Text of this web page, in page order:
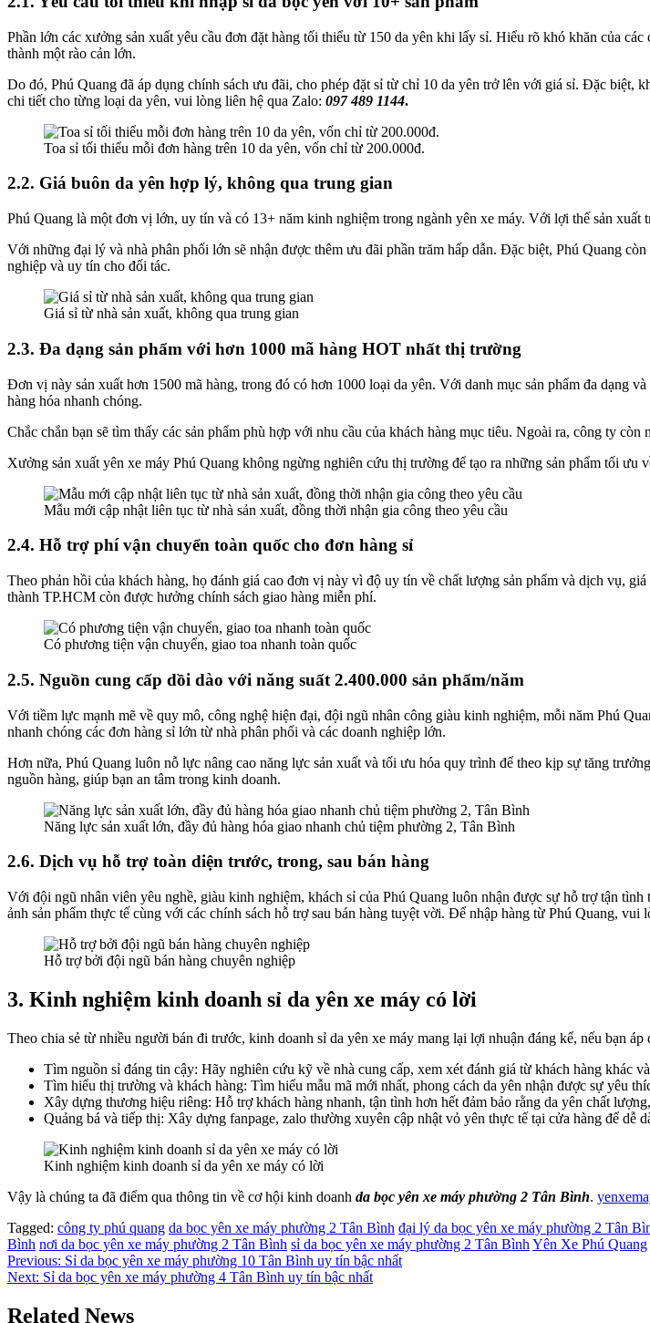
Phần lớn các xưởng sản xuất yêu cầu đơn đặt hàng tối thiểu từ 150 da yên khi lấy sỉ. Hiểu rõ khó khăn của
thành một rào cản lớn.
Do đó, Phú Quang đã áp dụng chính sách ưu đãi, cho phép đặt sỉ từ chỉ 10 da yên trở lên với giá sỉ. Đặc biệt,
chi tiết cho từng loại da yên, vui lòng liên hệ qua Zalo: 097 489 1144.
Toa sỉ tối thiểu mỗi đơn hàng trên 10 da yên, vốn chỉ từ 200.000đ.
2.2. Giá buôn da yên hợp lý, không qua trung gian
Phú Quang là một đơn vị lớn, uy tín và có 13+ năm kinh nghiệm trong ngành yên xe máy. Với lợi thế sản
Với những đại lý và nhà phân phối lớn sẽ nhận được thêm ưu đãi phần trăm hấp dẫn. Đặc biệt, Phú Quang
nghiệp và uy tín cho đối tác.
Giá sỉ từ nhà sản xuất, không qua trung gian
2.3. Đa dạng sản phẩm với hơn 1000 mã hàng HOT nhất thị trường
Đơn vị này sản xuất hơn 1500 mã hàng, trong đó có hơn 1000 loại da yên. Với danh mục sản phẩm đa dạng
hàng hóa nhanh chóng.
Chắc chắn bạn sẽ tìm thấy các sản phẩm phù hợp với nhu cầu của khách hàng mục tiêu. Ngoài ra, công ty
Xưởng sản xuất yên xe máy Phú Quang không ngừng nghiên cứu thị trường để tạo ra những sản phẩm tối ưu
Mẫu mới cập nhật liên tục từ nhà sản xuất, đồng thời nhận gia công theo yêu cầu
2.4. Hỗ trợ phí vận chuyển toàn quốc cho đơn hàng sỉ
Theo phản hồi của khách hàng, họ đánh giá cao đơn vị này vì độ uy tín về chất lượng sản phẩm và dịch vụ,
thành TP.HCM còn được hưởng chính sách giao hàng miễn phí.
Có phương tiện vận chuyển, giao toa nhanh toàn quốc
2.5. Nguồn cung cấp dồi dào với năng suất 2.400.000 sản phẩm/năm
Với tiềm lực mạnh mẽ về quy mô, công nghệ hiện đại, đội ngũ nhân công giàu kinh nghiệm, mỗi năm Phú
nhanh chóng các đơn hàng sỉ lớn từ nhà phân phối và các doanh nghiệp lớn.
Hơn nữa, Phú Quang luôn nỗ lực nâng cao năng lực sản xuất và tối ưu hóa quy trình để theo kịp sự tăng
nguồn hàng, giúp bạn an tâm trong kinh doanh.
Năng lực sản xuất lớn, đầy đủ hàng hóa giao nhanh chủ tiệm phường 2, Tân Bình
2.6. Dịch vụ hỗ trợ toàn diện trước, trong, sau bán hàng
Với đội ngũ nhân viên yêu nghề, giàu kinh nghiệm, khách sỉ của Phú Quang luôn nhận được sự hỗ trợ tận
ảnh sản phẩm thực tế cùng với các chính sách hỗ trợ sau bán hàng tuyệt vời. Để nhập hàng từ Phú Quang, vui
Hỗ trợ bởi đội ngũ bán hàng chuyên nghiệp
3. Kinh nghiệm kinh doanh sỉ da yên xe máy có lời
Theo chia sẻ từ nhiều người bán đi trước, kinh doanh sỉ da yên xe máy mang lại lợi nhuận đáng kể, nếu bạn áp
Tìm nguồn sỉ đáng tin cậy: Hãy nghiên cứu kỹ về nhà cung cấp, xem xét đánh giá từ khách hàng khác
Tìm hiểu thị trường và khách hàng: Tìm hiểu mẫu mã mới nhất, phong cách da yên nhận được sự yêu
Xây dựng thương hiệu riêng: Hỗ trợ khách hàng nhanh, tận tình hơn hết đảm bảo rằng da yên chất
Quảng bá và tiếp thị: Xây dựng fanpage, zalo thường xuyên cập nhật vỏ yên thực tế tại cửa hàng để dễ
Kinh nghiệm kinh doanh sỉ da yên xe máy có lời
Vậy là chúng ta đã điểm qua thông tin về cơ hội kinh doanh da bọc yên xe máy phường 2 Tân Bình.
Tagged: công ty phú quang da bọc yên xe máy phường 2 Tân Bình đại lý da bọc yên xe máy phường 2 Tân
Bình nơi da bọc yên xe máy phường 2 Tân Bình sỉ da bọc yên xe máy phường 2 Tân Bình Yên Xe Phú Quang
Điều
hướng
bài
Previous: Sỉ da bọc yên xe máy phường 10 Tân Bình uy tín bậc nhất
Next: Sỉ da bọc yên xe máy phường 4 Tân Bình uy tín bậc nhất
Related News